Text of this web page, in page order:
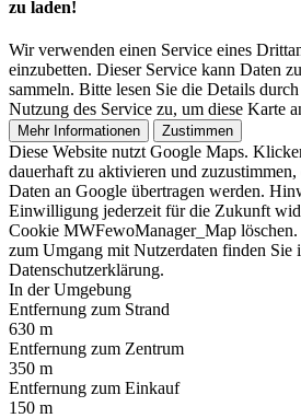
zu laden!
Wir verwenden einen Service eines
einzubetten. Dieser Service kann Daten
sammeln. Bitte lesen Sie die Details
Nutzung des Service zu, um diese Karte
Mehr Informationen Zustimmen
Diese Website nutzt Google Maps.
dauerhaft zu aktivieren und
Daten an Google übertragen werden.
Einwilligung jederzeit für die Zukunft
Cookie MWFewoManager_Map
zum Umgang mit Nutzerdaten finden Sie
Datenschutzerklärung.
In der Umgebung
Entfernung zum Strand
630 m
Entfernung zum Zentrum
350 m
Entfernung zum Einkauf
150 m